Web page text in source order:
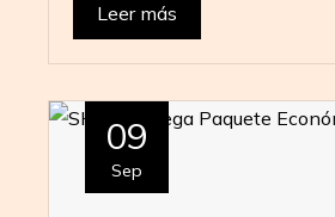
Leer más
09
Sep